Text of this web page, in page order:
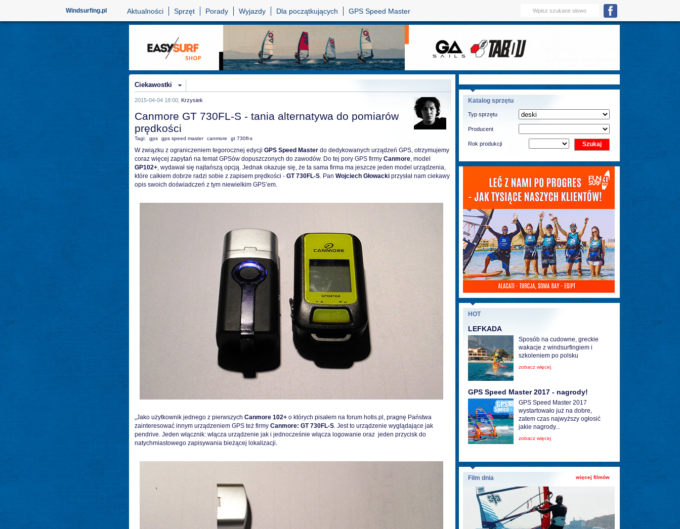
Windsurfing.pl Aktualności Sprzęt Porady Wyjazdy Dla początkujących GPS Speed Master
Ciekawostki
2015-04-04 18:00, Krzysiek
Canmore GT 730FL-S - tania alternatywa do pomiarów
prędkości
Tagi: gps gps speed master canmore gt 730fl-s
W związku z ograniczeniem tegorocznej edycji GPS Speed Masterdo dedykowanych urządzeń GPS, otrzymujemy
coraz więcej zapytań na temat GPSów dopuszczonych do zawodów. Do tej pory GPS firmy Canmore, model
GP102+, wydawał się najtańszą opcją. Jednak okazuje się, że ta sama firma ma jeszcze jeden model urządzenia,
które całkiem dobrze radzi sobie z zapisem prędkości - GT 730FL-S. Pan Wojciech Głowackiprzysłał nam ciekawy
opis swoich doświadczeń z tym niewielkim GPS’em.
„Jako użytkownik jednego z pierwszych Canmore 102+o których pisałem na forum hotis.pl, pragnę Państwa
zainteresować innym urządzeniem GPS też firmy Canmore: GT 730FL-S. Jest to urządzenie wyglądające jak
pendrive. Jeden włącznik: włącza urządzenie jak i jednocześnie włącza logowanie oraz jeden przycisk do
natychmiastowego zapisywania bieżącej lokalizacji.
Katalog sprzętu
Typ sprzętu
Producent
Rok produkcji
HOT
LEFKADA
Sposób na cudowne, greckie
wakacje z windsurfingiem i
szkoleniem po polsku
zobacz więcej
GPS Speed Master 2017 - nagrody!
GPS Speed Master 2017
wystartowało już na dobre,
zatem czas najwyższy ogłosić
jakie nagrody...
zobacz więcej
więcej filmów
Film dnia